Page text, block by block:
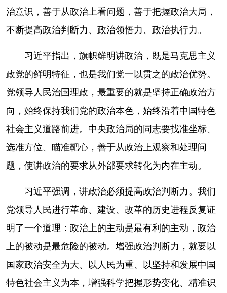
治意识，善于从政治上看问题，善于把握政治大局，
不断提高政治判断力、政治领悟力、政治执行力。
习近平指出，旗帜鲜明讲政治，既是马克思主义
政党的鲜明特征，也是我们党一以贯之的政治优势。
党领导人民治国理政，最重要的就是坚持正确政治方
向，始终保持我们党的政治本色，始终沿着中国特色
社会主义道路前进。中央政治局的同志要找准坐标、
选准方位、瞄准靶心，善于从政治上观察和处理问
题，使讲政治的要求从外部要求转化为内在主动。
习近平强调，讲政治必须提高政治判断力。我们
党领导人民进行革命、建设、改革的历史进程反复证
明了一个道理：政治上的主动是最有利的主动，政治
上的被动是最危险的被动。增强政治判断力，就要以
国家政治安全为大、以人民为重、以坚持和发展中国
特色社会主义为本，增强科学把握形势变化、精准识